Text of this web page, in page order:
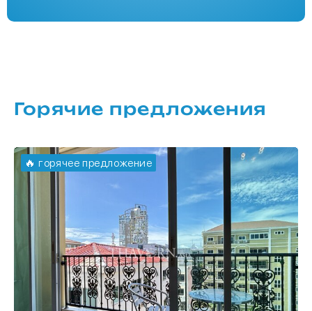
Горячие предложения
🔥 горячее предложение